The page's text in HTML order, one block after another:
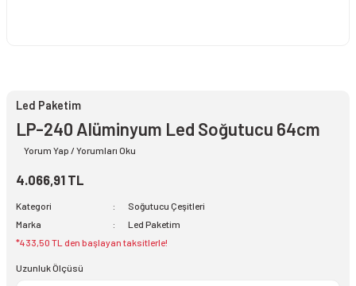
Led Paketim
LP-240 Alüminyum Led Soğutucu 64cm
Yorum Yap / Yorumları Oku
4.066,91 TL
Kategori
Soğutucu Çeşitleri
Marka
Led Paketim
*433,50 TL den başlayan taksitlerle!
Uzunluk Ölçüsü